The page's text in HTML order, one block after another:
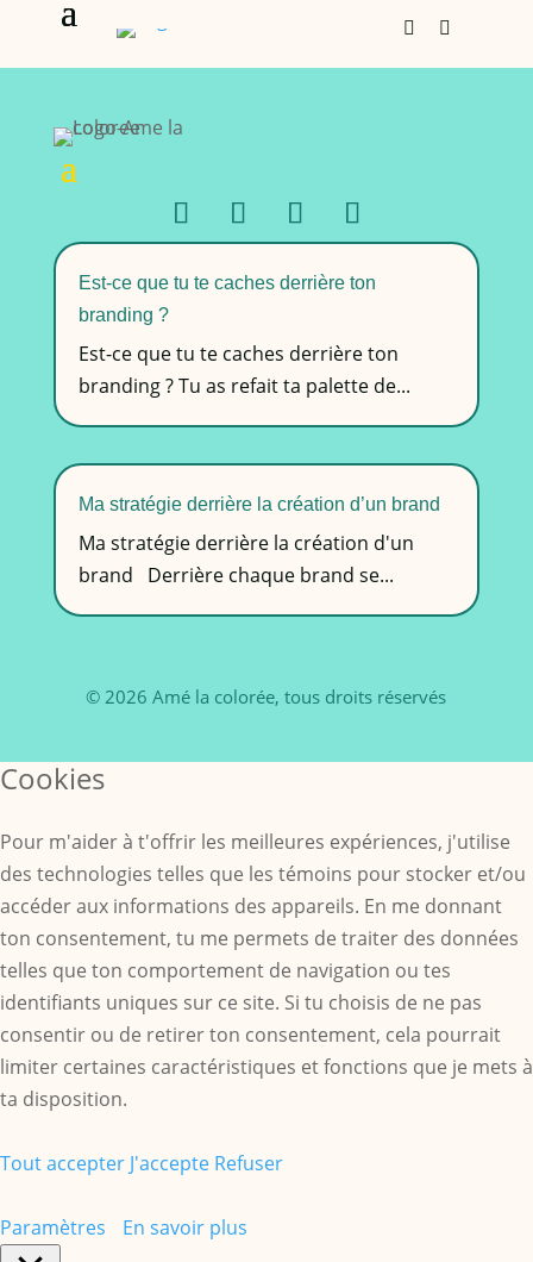
 
Est-ce que tu te caches derrière ton
branding ?
Est-ce que tu te caches derrière ton
branding ? Tu as refait ta palette de...
Ma stratégie derrière la création d’un brand
Ma stratégie derrière la création d'un
brand Derrière chaque brand se...
© 2026 Amé la colorée, tous droits réservés
Cookies
Pour m'aider à t'offrir les meilleures expériences, j'utilise
des technologies telles que les témoins pour stocker et/ou
accéder aux informations des appareils. En me donnant
ton consentement, tu me permets de traiter des données
telles que ton comportement de navigation ou tes
identifiants uniques sur ce site. Si tu choisis de ne pas
consentir ou de retirer ton consentement, cela pourrait
limiter certaines caractéristiques et fonctions que je mets à
ta disposition.
Tout accepter J'accepte Refuser
Paramètres En savoir plus